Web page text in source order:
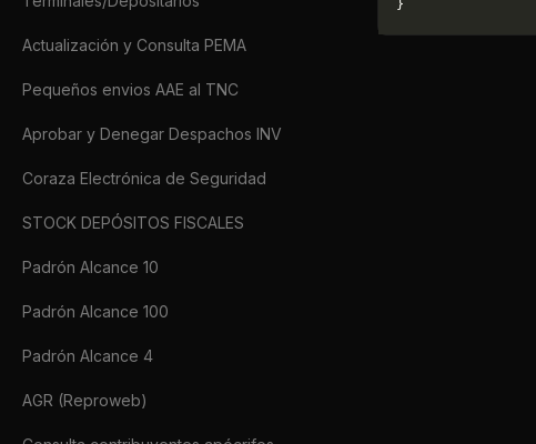
Actualización y Consulta PEMA
Pequeños envios AAE al TNC
Aprobar y Denegar Despachos INV
Coraza Electrónica de Seguridad
STOCK DEPÓSITOS FISCALES
Padrón Alcance 10
Padrón Alcance 100
Padrón Alcance 4
AGR (Reproweb)
}